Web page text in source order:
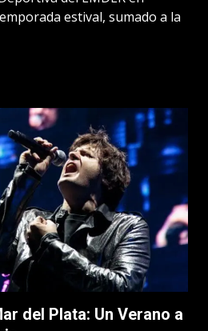
estival, sumado a la
del Plata: Un Verano a